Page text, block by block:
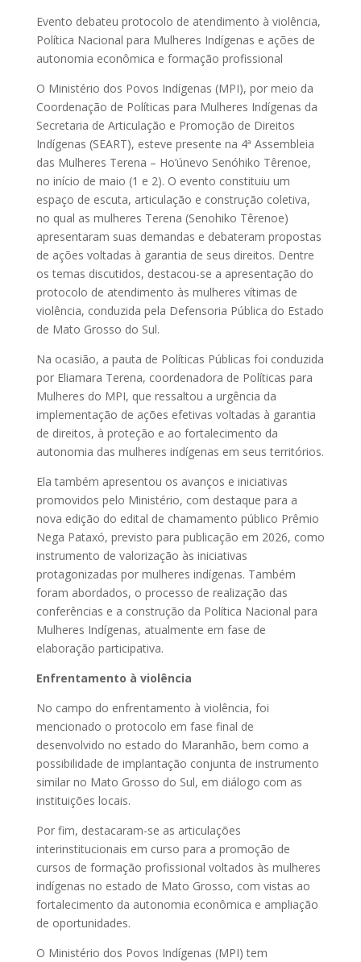
Evento debateu protocolo de atendimento à violência,
Política Nacional para Mulheres Indígenas e ações de
autonomia econômica e formação profissional
O Ministério dos Povos Indígenas (MPI), por meio da
Coordenação de Políticas para Mulheres Indígenas da
Secretaria de Articulação e Promoção de Direitos
Indígenas (SEART), esteve presente na 4ª Assembleia
das Mulheres Terena – Ho’únevo Senóhiko Têrenoe,
no início de maio (1 e 2). O evento constituiu um
espaço de escuta, articulação e construção coletiva,
no qual as mulheres Terena (Senohiko Têrenoe)
apresentaram suas demandas e debateram propostas
de ações voltadas à garantia de seus direitos. Dentre
os temas discutidos, destacou-se a apresentação do
protocolo de atendimento às mulheres vítimas de
violência, conduzida pela Defensoria Pública do Estado
de Mato Grosso do Sul.
Na ocasião, a pauta de Políticas Públicas foi conduzida
por Eliamara Terena, coordenadora de Políticas para
Mulheres do MPI, que ressaltou a urgência da
implementação de ações efetivas voltadas à garantia
de direitos, à proteção e ao fortalecimento da
autonomia das mulheres indígenas em seus territórios.
Ela também apresentou os avanços e iniciativas
promovidos pelo Ministério, com destaque para a
nova edição do edital de chamamento público Prêmio
Nega Pataxó, previsto para publicação em 2026, como
instrumento de valorização às iniciativas
protagonizadas por mulheres indígenas. Também
foram abordados, o processo de realização das
conferências e a construção da Política Nacional para
Mulheres Indígenas, atualmente em fase de
elaboração participativa.
Enfrentamento à violência
No campo do enfrentamento à violência, foi
mencionado o protocolo em fase final de
desenvolvido no estado do Maranhão, bem como a
possibilidade de implantação conjunta de instrumento
similar no Mato Grosso do Sul, em diálogo com as
instituições locais.
Por fim, destacaram-se as articulações
interinstitucionais em curso para a promoção de
cursos de formação profissional voltados às mulheres
indígenas no estado de Mato Grosso, com vistas ao
fortalecimento da autonomia econômica e ampliação
de oportunidades.
O Ministério dos Povos Indígenas (MPI) tem